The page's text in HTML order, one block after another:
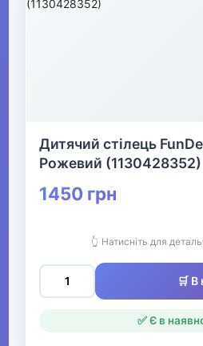
Дитячий стілець
Рожевий (1130428352)
1450 грн
👆 Натисніть для
🛒
✅ Є в